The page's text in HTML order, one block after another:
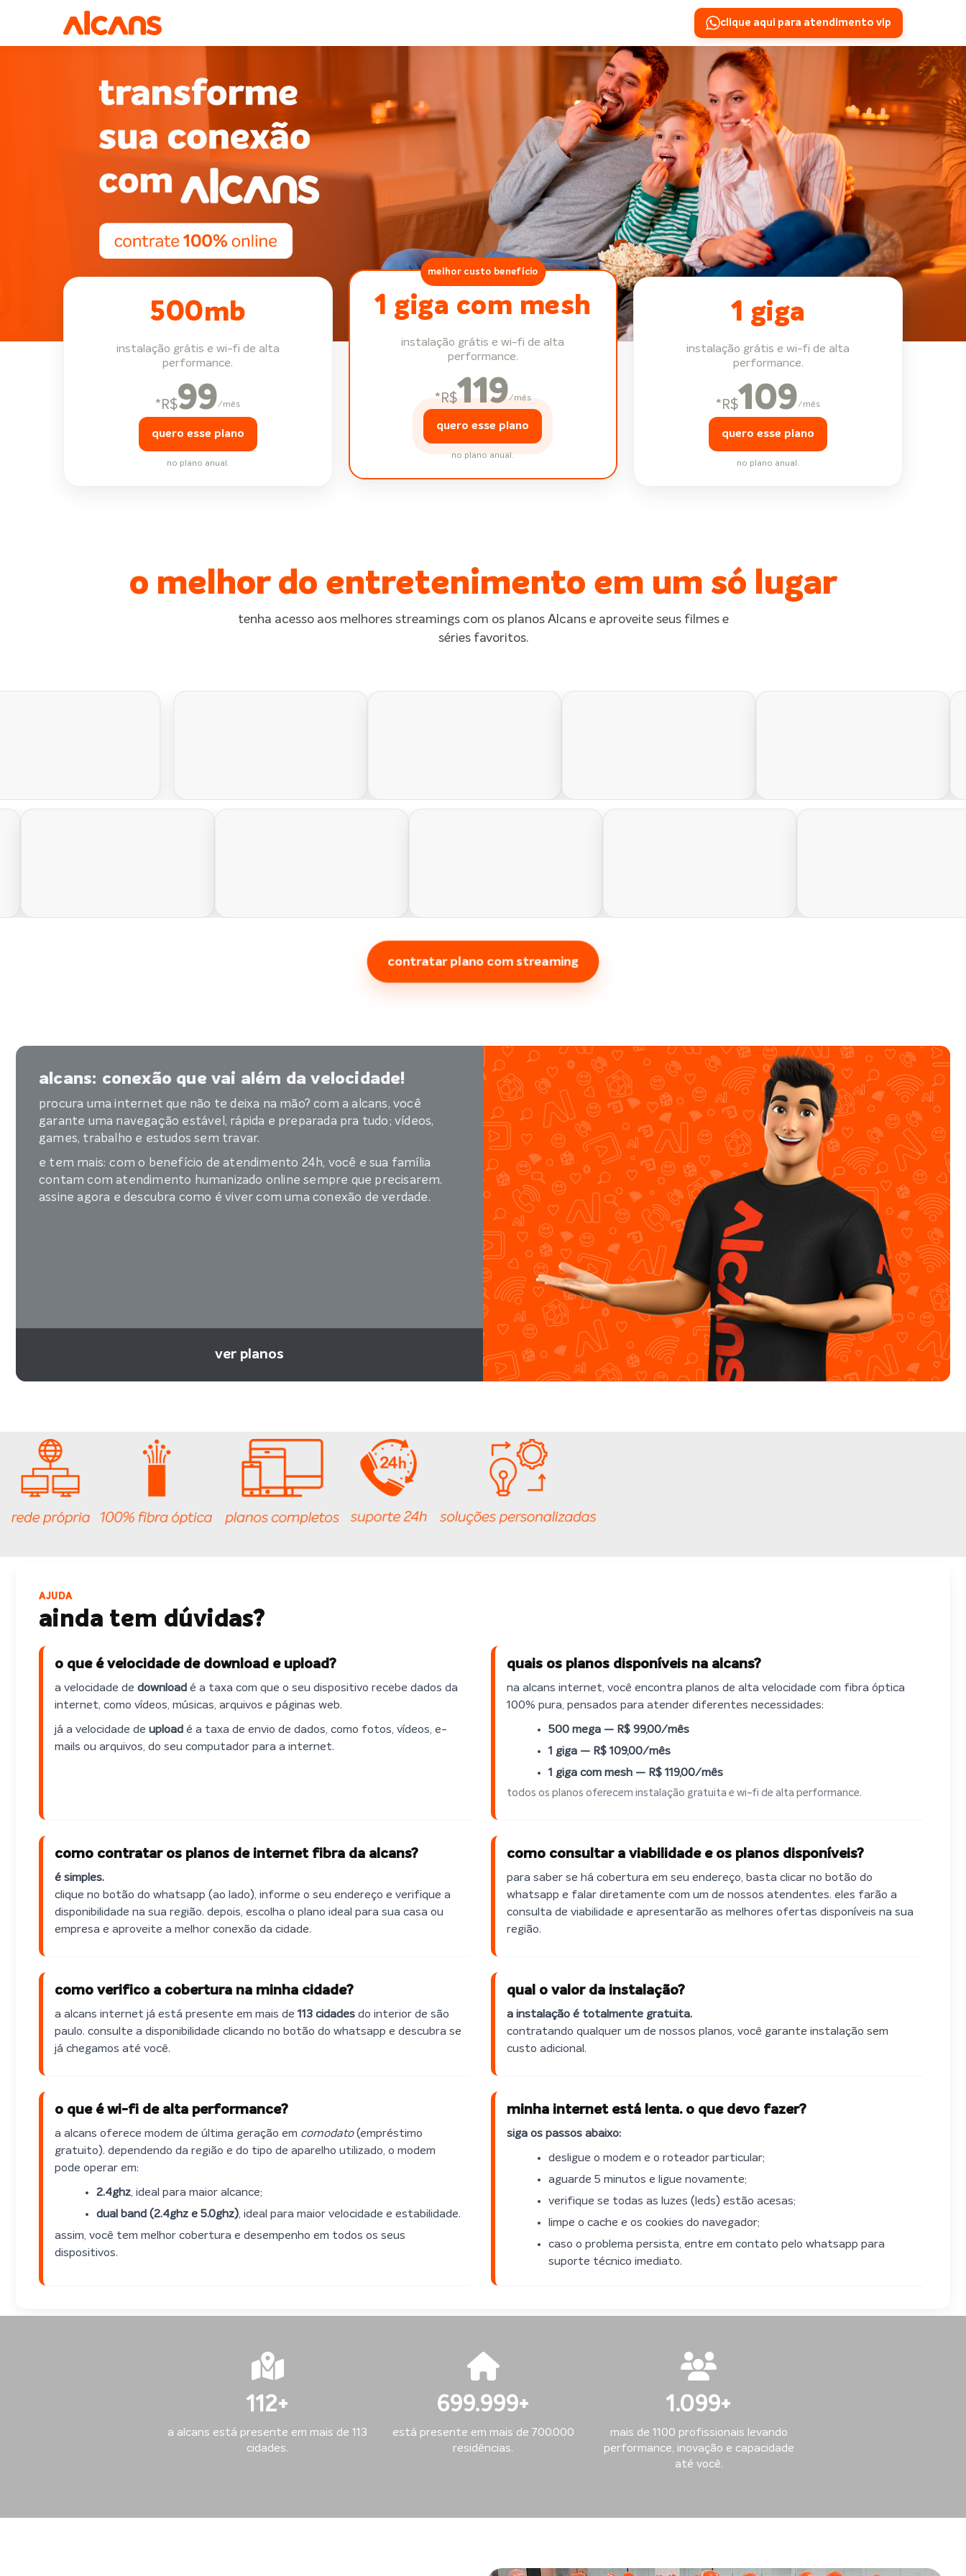
clique aqui para atendimento vip
500mb
instalação grátis e wi-fi de alta
performance.
* R$99/mês
quero esse plano
no plano anual.
melhor custo benefício
1 giga com mesh
instalação grátis e wi-fi de alta
performance.
*R$119/mês
quero esse plano
no plano anual.
1 giga
instalação grátis e wi-fi de alta
performance.
* R$109/mês
quero esse plano
no plano anual.
o melhor do entretenimento em um só lugar
tenha acesso aos melhores streamings com os planos Alcans e aproveite seus filmes e
séries favoritos.
contratar plano com streaming
alcans: conexão que vai além da velocidade!
procura uma internet que não te deixa na mão? com a alcans, você
garante uma navegação estável, rápida e preparada pra tudo; vídeos,
games, trabalho e estudos sem travar.
e tem mais: com o benefício de atendimento 24h, você e sua família
contam com atendimento humanizado online sempre que precisarem.
assine agora e descubra como é viver com uma conexão de verdade.
ver planos
AJUDA
ainda tem dúvidas?
o que é velocidade de download e upload?
a velocidade de download é a taxa com que o seu dispositivo recebe dados da
internet, como vídeos, músicas, arquivos e páginas web.
já a velocidade de upload é a taxa de envio de dados, como fotos, vídeos, e-
mails ou arquivos, do seu computador para a internet.
quais os planos disponíveis na alcans?
na alcans internet, você encontra planos de alta velocidade com fibra óptica
100% pura, pensados para atender diferentes necessidades:
500 mega — R$ 99,00/mês
1 giga — R$109,00/mês
1 giga com mesh — R$119,00/mês
todos os planos oferecem instalação gratuita e wi-fi de alta performance.
como contratar os planos de internet fibra da alcans?
é simples.
clique no botão do whatsapp (ao lado), informe o seu endereço e verifique a
disponibilidade na sua região. depois, escolha o plano ideal para sua casa ou
empresa e aproveite a melhor conexão da cidade.
como consultar a viabilidade e os planos disponíveis?
para saber se há cobertura em seu endereço, basta clicar no botão do
whatsapp e falar diretamente com um de nossos atendentes. eles farão a
consulta de viabilidade e apresentarão as melhores ofertas disponíveis na sua
região.
como verifico a cobertura na minha cidade?
a alcans internet já está presente em mais de113 cidades do interior de são
paulo. consulte a disponibilidade clicando no botão do whatsapp e descubra se
já chegamos até você.
qual o valor da instalação?
a instalação é totalmente gratuita.
contratando qualquer um de nossos planos, você garante instalação sem
custo adicional.
o que é wi-fi de alta performance?
a alcans oferece modem de última geração em comodato(empréstimo
gratuito). dependendo da região e do tipo de aparelho utilizado, o modem
pode operar em:
2.4ghz , ideal para maior alcance;
dual band (2.4ghz e 5.0ghz) , ideal para maior velocidade e estabilidade.
assim, você tem melhor cobertura e desempenho em todos os seus
dispositivos.
minha internet está lenta. o que devo fazer?
siga os passos abaixo:
desligue o modem e o roteador particular;
aguarde 5 minutos e ligue novamente;
verifique se todas as luzes (leds) estão acesas;
limpe o cache e os cookies do navegador;
caso o problema persista, entre em contato pelo whatsapp para
suporte técnico imediato.
113+
a alcans está presente em mais de 113
cidades.
700.000+
está presente em mais de 700.000
residências.
1.100+
mais de 1100 profissionais levando
performance, inovação e capacidade
até você.